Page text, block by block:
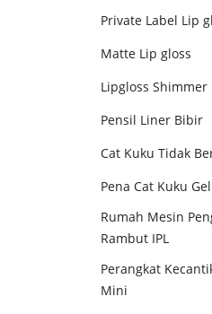
Private Label Lip
Matte Lip gloss
Lipgloss Shimmer
Pensil Liner Bibir
Cat Kuku Tidak
Pena Cat Kuku
Rumah Mesin
Rambut IPL
Perangkat
Mini